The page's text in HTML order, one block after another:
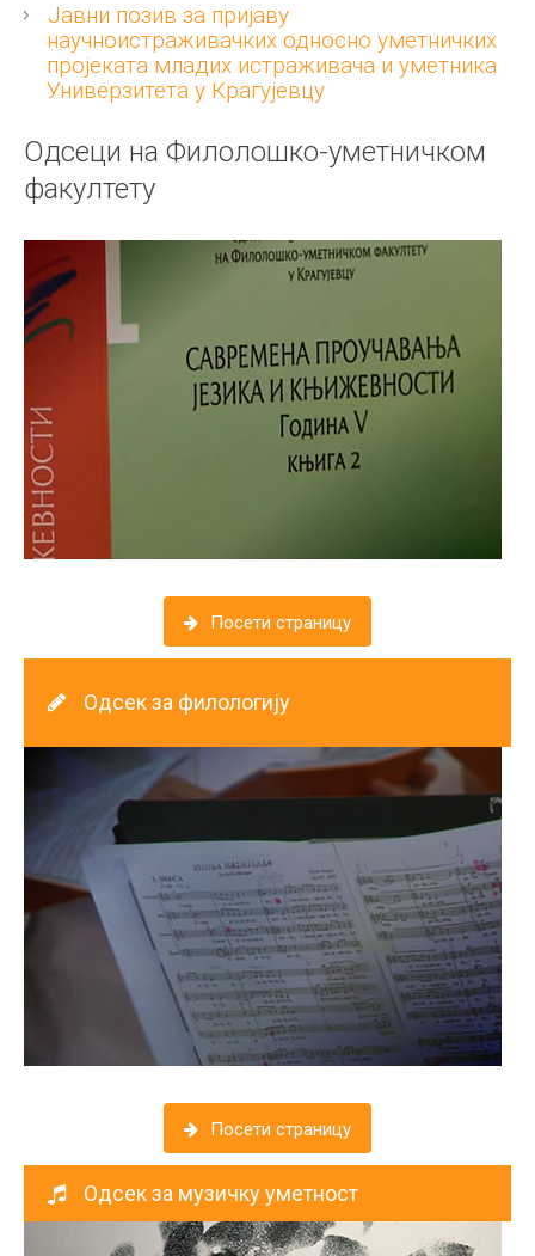
Јавни позив за пријаву
научноистраживачких односно уметничких
пројеката младих истраживача и уметника
Универзитета у Крагујевцу
Одсеци на Филолошко-уметничком
факултету
Посети страницу
Одсек за филологију
Посети страницу
Одсек за музичку уметност